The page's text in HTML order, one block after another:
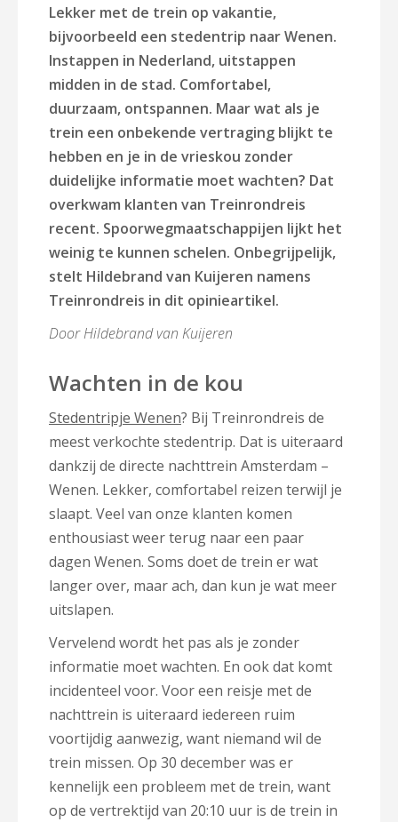
Lekker met de trein op vakantie,
bijvoorbeeld een stedentrip naar Wenen.
Instappen in Nederland, uitstappen
midden in de stad. Comfortabel,
duurzaam, ontspannen. Maar wat als je
trein een onbekende vertraging blijkt te
hebben en je in de vrieskou zonder
duidelijke informatie moet wachten? Dat
overkwam klanten van Treinrondreis
recent. Spoorwegmaatschappijen lijkt het
weinig te kunnen schelen. Onbegrijpelijk,
stelt Hildebrand van Kuijeren namens
Treinrondreis in dit opinieartikel.
Door Hildebrand van Kuijeren
Wachten in de kou
Stedentripje Wenen? Bij Treinrondreis de
meest verkochte stedentrip. Dat is uiteraard
dankzij de directe nachttrein Amsterdam –
Wenen. Lekker, comfortabel reizen terwijl je
slaapt. Veel van onze klanten komen
enthousiast weer terug naar een paar
dagen Wenen. Soms doet de trein er wat
langer over, maar ach, dan kun je wat meer
uitslapen.
Vervelend wordt het pas als je zonder
informatie moet wachten. En ook dat komt
incidenteel voor. Voor een reisje met de
nachttrein is uiteraard iedereen ruim
voortijdig aanwezig, want niemand wil de
trein missen. Op 30 december was er
kennelijk een probleem met de trein, want
op de vertrektijd van 20:10 uur is de trein in